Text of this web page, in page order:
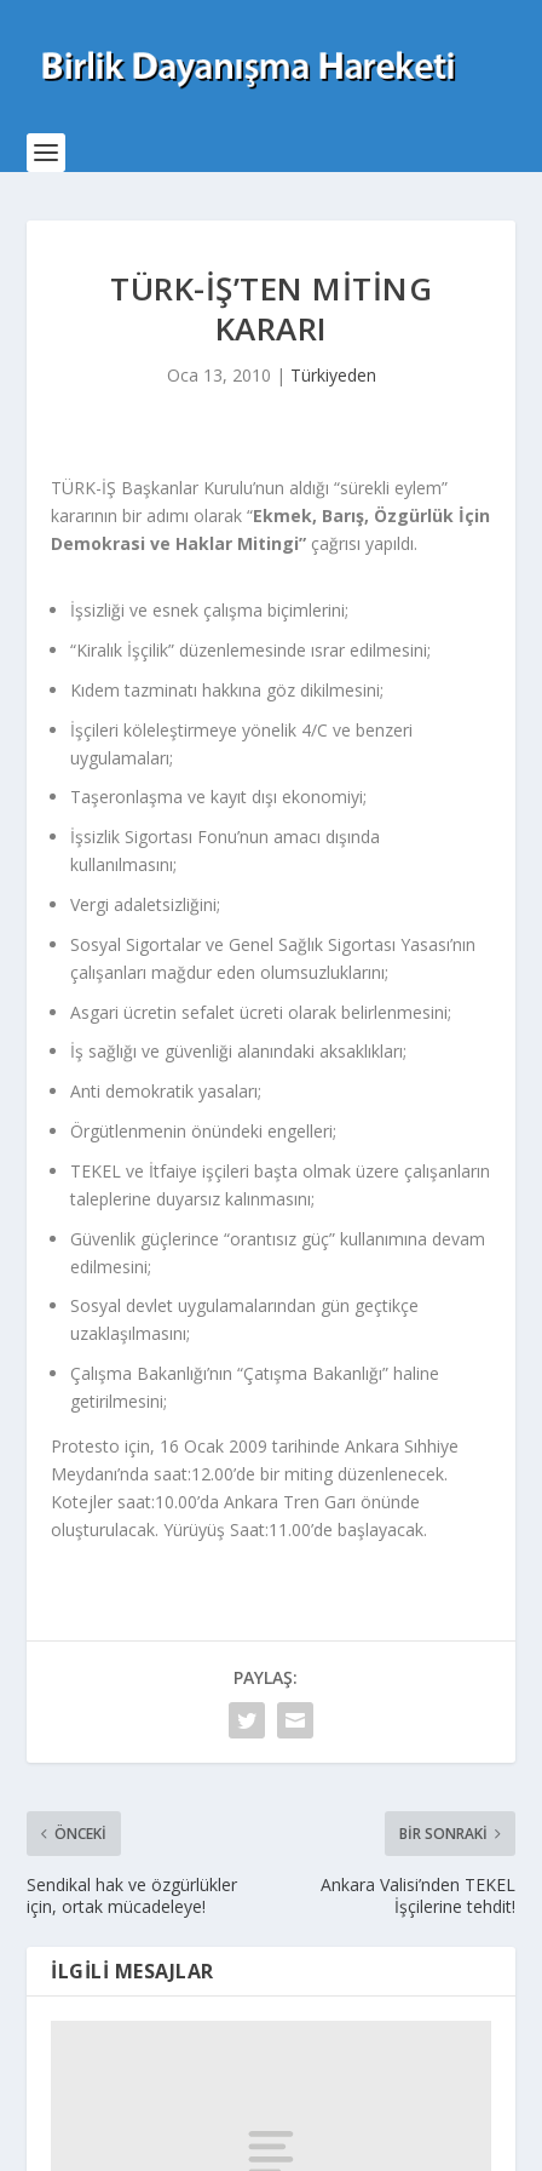
TÜRK-İŞ’TEN MITING
KARARI
Oca 13, 2010 | Türkiyeden
TÜRK-İŞ Başkanlar Kurulu’nun aldığı “sürekli eylem”
kararının bir adımı olarak “Ekmek, Barış, Özgürlük İçin
Demokrasi ve Haklar Mitingi” çağrısı yapıldı.
İşsizliği ve esnek çalışma biçimlerini;
“Kiralık İşçilik” düzenlemesinde ısrar edilmesini;
Kıdem tazminatı hakkına göz dikilmesini;
İşçileri köleleştirmeye yönelik 4/C ve benzeri
uygulamaları;
Taşeronlaşma ve kayıt dışı ekonomiyi;
İşsizlik Sigortası Fonu’nun amacı dışında
kullanılmasını;
Vergi adaletsizliğini;
Sosyal Sigortalar ve Genel Sağlık Sigortası Yasası’nın
çalışanları mağdur eden olumsuzluklarını;
Asgari ücretin sefalet ücreti olarak belirlenmesini;
İş sağlığı ve güvenliği alanındaki aksaklıkları;
Anti demokratik yasaları;
Örgütlenmenin önündeki engelleri;
TEKEL ve İtfaiye işçileri başta olmak üzere çalışanların
taleplerine duyarsız kalınmasını;
Güvenlik güçlerince “orantısız güç” kullanımına devam
edilmesini;
Sosyal devlet uygulamalarından gün geçtikçe
uzaklaşılmasını;
Çalışma Bakanlığı’nın “Çatışma Bakanlığı” haline
getirilmesini;
Protesto için, 16 Ocak 2009 tarihinde Ankara Sıhhiye
Meydanı’nda saat:12.00’de bir miting düzenlenecek.
Kotejler saat:10.00’da Ankara Tren Garı önünde
oluşturulacak. Yürüyüş Saat:11.00’de başlayacak.
PAYLAŞ:
ÖNCEKI
Sendikal hak ve özgürlükler
için, ortak mücadeleye!
BIR SONRAKI
Ankara Valisi’nden TEKEL
İşçilerine tehdit!
İLGILI MESAJLAR